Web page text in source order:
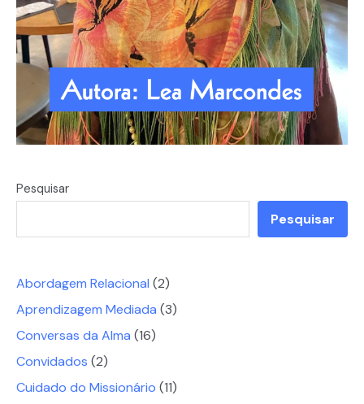
Pesquisar
Pesquisar
Abordagem Relacional (2)
Aprendizagem Mediada (3)
Conversas da Alma (16)
Convidados (2)
Cuidado do Missionário (11)